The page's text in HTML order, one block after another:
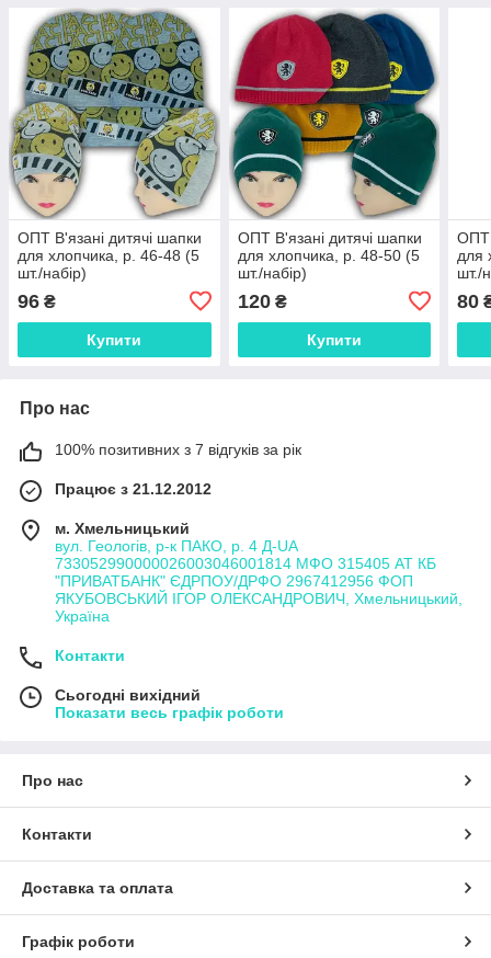
ОПТ В'язані дитячі шапки
для хлопчика, р. 46-48 (5
шт./набір)
96 ₴
Купити
ОПТ В'язані дитячі шапки
для хлопчика, р. 48-50 (5
шт./набір)
120₴
Купити
ОПТ
для
шт./
80
Про нас
100% позитивних з 7 відгуків за рік
Працює з 21.12.2012
м. Хмельницький
вул. Геологів, р-к ПАКО, р. 4 Д-UA
733052990000026003046001814 МФО 315405 АТ КБ
"ПРИВАТБАНК" ЄДРПОУ/ДРФО 2967412956 ФОП
ЯКУБОВСЬКИЙ ІГОР ОЛЕКСАНДРОВИЧ, Хмельницький,
Україна
Контакти
Сьогодні вихідний
Показати весь графік роботи
Про нас
Контакти
Доставка та оплата
Графік роботи